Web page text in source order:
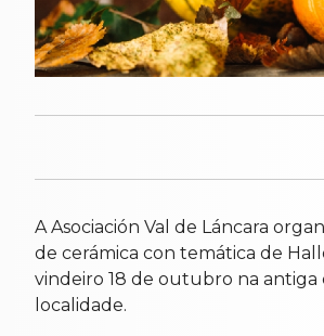
A Asociación Val de Láncara
de cerámica con temática de
vindeiro 18 de outubro na antiga
localidade.